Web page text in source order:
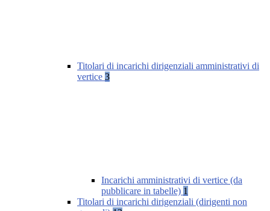
Titolari di incarichi dirigenziali amministrativi di
vertice 3
Incarichi amministrativi di vertice (da
pubblicare in tabelle) 1
Titolari di incarichi dirigenziali (dirigenti non